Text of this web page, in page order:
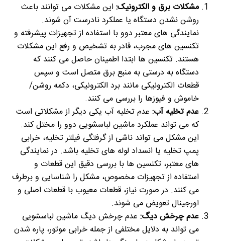
مشکلات برق و الکترونیک: این مشکلات می توانند باعث
روشن نشدن دستگاه یا عملکرد نادرست آن شوند.
نمایندگی های معتبر دوو با استفاده از تجهیزات پیشرفته و
تکنسین های مجرب، قادر به تشخیص و رفع این مشکلات
هستند. تکنسین ها ابتدا اطمینان حاصل می کنند که
دستگاه به درستی به منبع برق متصل است و سپس
قطعات الکترونیکی مانند برد الکترونیکی، دکمه روشن/
خاموش و فیوزها را بررسی می کنند.
عدم تخلیه آب: عدم تخلیه آب یکی دیگر از مشکلاتی است
که می تواند عملکرد ماشین لباسشویی دوو را مختل کند.
این مشکل می تواند ناشی از گرفتگی فیلتر تخلیه، خرابی
پمپ تخلیه یا انسداد لوله های تخلیه باشد. در نمایندگی
های معتبر، تکنسین ها با بررسی دقیق این قطعات و
استفاده از تجهیزات مخصوص، مشکل را شناسایی و برطرف
می کنند. در صورت نیاز، قطعات معیوب با قطعات اصلی و
اورجینال تعویض می شوند.
عدم چرخش دیگ: عدم چرخش دیگ ماشین لباسشویی
می تواند به دلایل مختلفی از جمله خرابی موتور، پاره شدن